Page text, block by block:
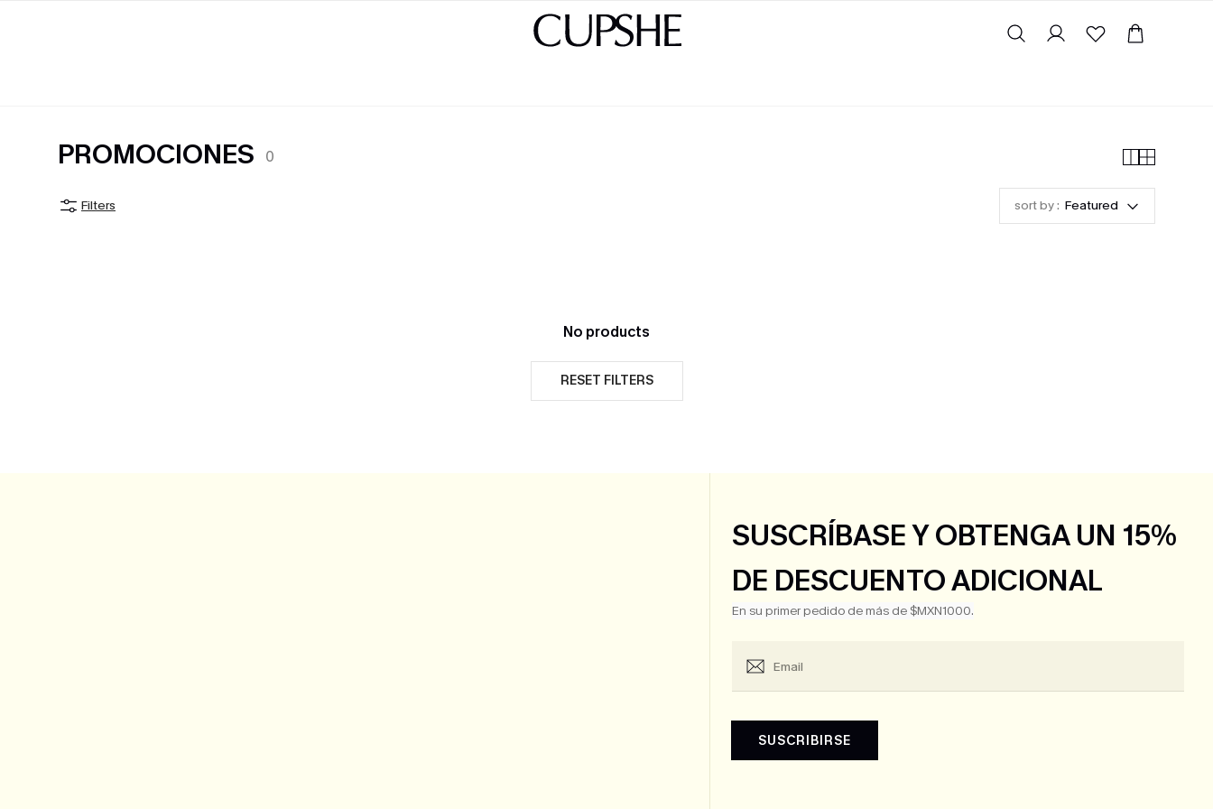
PROMOCIONES 0
Filters sort by : Featured
No products
RESET FILTERS
SUSCRÍBASE Y OBTENGA UN 15%
DE DESCUENTO ADICIONAL
En su primer pedido de más de $MXN1000.
SUSCRIBIRSE